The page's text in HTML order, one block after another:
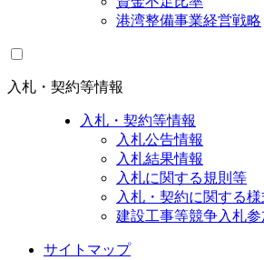
港湾整備事業経営戦略
入札・契約等情報
入札・契約等情報
入札公告情報
入札結果情報
入札に関する規則等
入札・契約に関する
建設工事等競争入札
サイトマップ